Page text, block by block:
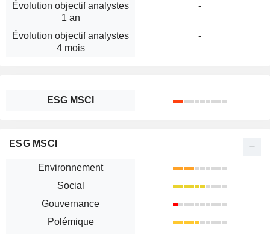
Évolution objectif analystes
1 an
-
Évolution objectif analystes
4 mois
-
ESG MSCI
ESG MSCI
Environnement
Social
Gouvernance
Polémique